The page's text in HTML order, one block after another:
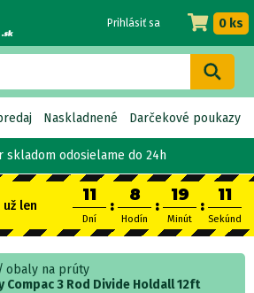
skladom odosielame do 24h
Prihlásiť sa 0 ks
Naskladnené Darčekové poukazy
len
11
Dní
:
8
Hodín
:
19
Minút
:
10
Sekúnd
obaly na prúty
Compac 3 Rod Divide Holdall 12ft